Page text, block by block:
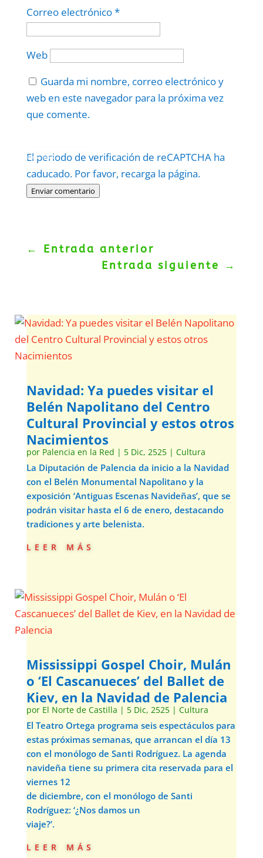
Correo electrónico*
Web
Guarda mi nombre, correo electrónico y
web en este navegador para la próxima vez
que comente.
El periodo de verificación de reCAPTCHA ha
caducado. Por favor, recarga la página.
Enviar comentario
Politica–Términos.
← Entrada anterior
Entrada siguiente
→
Navidad: Ya puedes visitar el
Belén Napolitano del Centro
Cultural Provincial y estos otros
Nacimientos
por Palencia en la Red | 5 Dic, 2525| Cultura
La Diputación de Palencia da inicio a la Navidad
con el Belén Monumental Napolitano y la
exposición ‘Antiguas Escenas Navideñas’, que se
podrán visitar hasta el 6 de enero, destacando
tradiciones y arte belenista.
leer más
Mississippi Gospel Choir, Mulán
o ‘El Cascanueces’ del Ballet de
Kiev, en la Navidad de Palencia
por El Norte de Castilla | 5 Dic, 2525| Cultura
El Teatro Ortega programa seis espectáculos para
estas próximas semanas, que arrancan el día 13
con el monólogo de Santi Rodríguez. La agenda
navideña tiene su primera cita reservada para el
viernes 12
de diciembre, con el monólogo de Santi
Rodríguez: ‘¿Nos damos un
viaje?’.
leer más